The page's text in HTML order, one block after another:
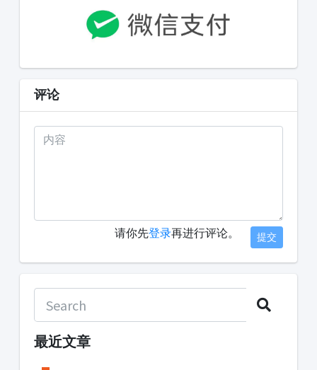
评论
请你先登录再进行评论。 提交
最近文章